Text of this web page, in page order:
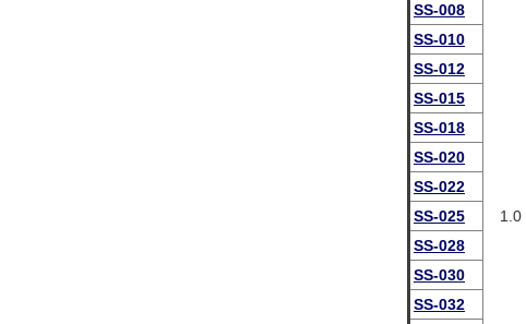
1.0
SS-008
SS-010
SS-012
SS-015
SS-018
SS-020
SS-022
SS-025
SS-028
SS-030
SS-032